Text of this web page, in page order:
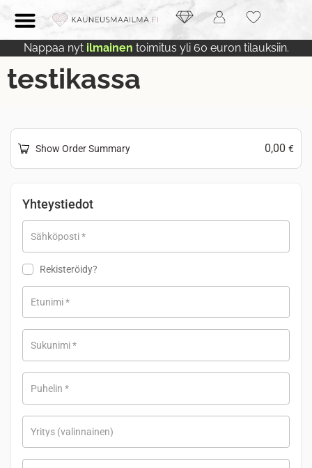
Nappaa nyt ilmainen toimitus yli 60 euron tilauksiin.
testikassa
Show Order Summary 0,00 €
Yhteystiedot
Sähköposti*
Rekisteröidy?
Etunimi*
Sukunimi*
Puhelin *
Yritys (valinnainen)